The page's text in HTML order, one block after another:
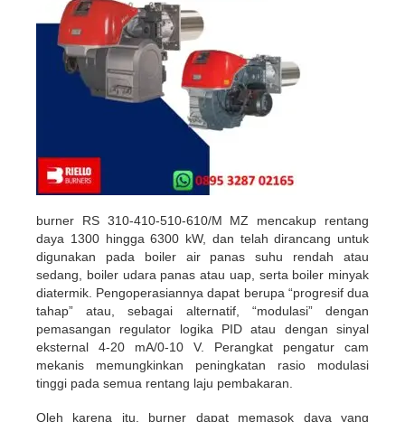
burner RS 310-410-510-610/M MZ mencakup rentang
daya 1300 hingga 6300 kW, dan telah dirancang untuk
digunakan pada boiler air panas suhu rendah atau
sedang, boiler udara panas atau uap, serta boiler minyak
diatermik. Pengoperasiannya dapat berupa “progresif dua
tahap” atau, sebagai alternatif, “modulasi” dengan
pemasangan regulator logika PID atau dengan sinyal
eksternal 4-20 mA/0-10 V. Perangkat pengatur cam
mekanis memungkinkan peningkatan rasio modulasi
tinggi pada semua rentang laju pembakaran.
Oleh karena itu, burner dapat memasok daya yang